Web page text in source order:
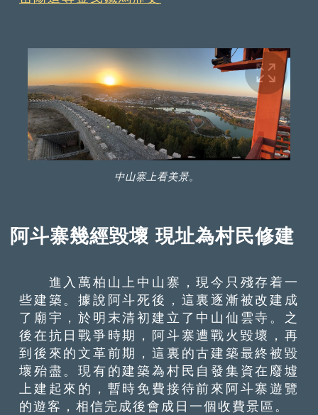
中山寨上看美景。
阿斗寨幾經毀壞 現址為村民修建
進入萬柏山上中山寨，現今只殘存着一
些建築。據說阿斗死後，這裏逐漸被改建成
了廟宇，於明末清初建立了中山仙雲寺。之
後在抗日戰爭時期，阿斗寨遭戰火毀壞，再
到後來的文革前期，這裏的古建築最終被毀
壞殆盡。現有的建築為村民自發集資在廢墟
上建起來的，暫時免費接待前來阿斗寨遊覽
的遊客，相信完成後會成日一個收費景區。